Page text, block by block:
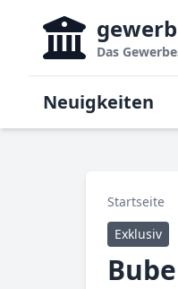
Das
Neuigkeiten
Startseite
Exklusiv